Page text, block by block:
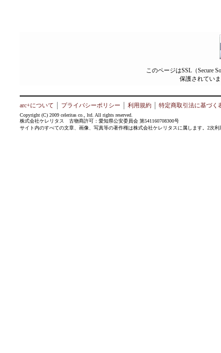
このページはSSL（Secure
保護されてい
arc+について プライバシーポリシー 利用規約 特定商取引法に基づく
Copyright (C) 2009 celeritas co., ltd. All rights reserved.
株式会社ケレリタス 古物商許可：愛知県公安委員会 第541160708300号
サイト内のすべての文章、画像、写真等の著作権は株式会社ケレリタスに属します。2次